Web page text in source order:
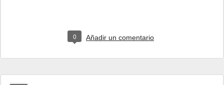
0 Añadir un comentario